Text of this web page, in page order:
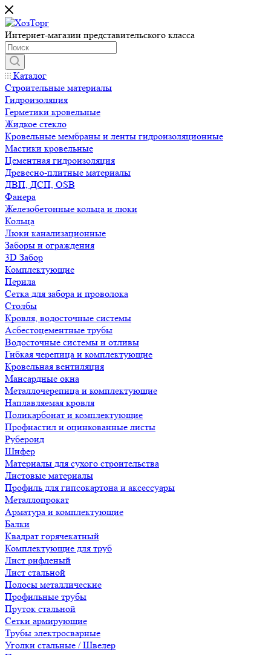
Интернет-магазин представительского класса
Каталог
Строительные материалы
Гидроизоляция
Герметики кровельные
Жидкое стекло
Кровельные мембраны и ленты гидроизоляционные
Мастики кровельные
Цементная гидроизоляция
Древесно-плитные материалы
ДВП, ДСП, OSB
Фанера
Железобетонные кольца и люки
Кольца
Люки канализационные
Заборы и ограждения
3D Забор
Комплектующие
Перила
Сетка для забора и проволока
Столбы
Кровля, водосточные системы
Асбестоцементные трубы
Водосточные системы и отливы
Гибкая черепица и комплектующие
Кровельная вентиляция
Мансардные окна
Металлочерепица и комплектующие
Наплавляемая кровля
Поликарбонат и комплектующие
Профнастил и оцинкованные листы
Рубероид
Шифер
Материалы для сухого строительства
Листовые материалы
Профиль для гипсокартона и аксессуары
Металлопрокат
Арматура и комплектующие
Балки
Квадрат горячекатный
Комплектующие для труб
Лист рифленый
Лист стальной
Полосы металлические
Профильные трубы
Пруток стальной
Сетки армирующие
Трубы электросварные
Уголки стальные / Швелер